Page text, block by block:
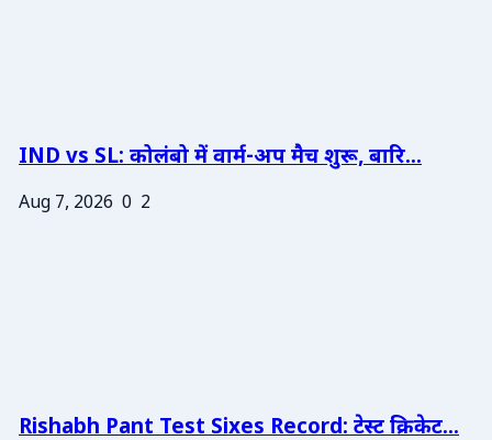
IND vs SL: कोलंबो में वार्म-अप मैच शुरू, बारि...
Aug 7, 2026 0 2
Rishabh Pant Test Sixes Record: टेस्ट क्रिकेट...